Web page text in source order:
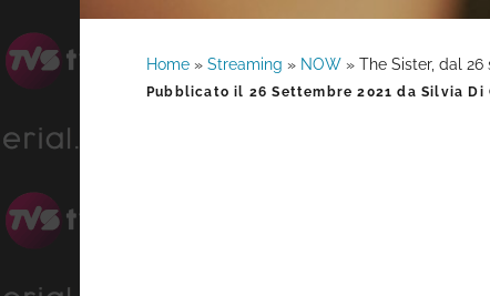
Home » Streaming » NOW » The Sister, dal
Pubblicato il 26 Settembre 2021 daSilvia Di
Barra